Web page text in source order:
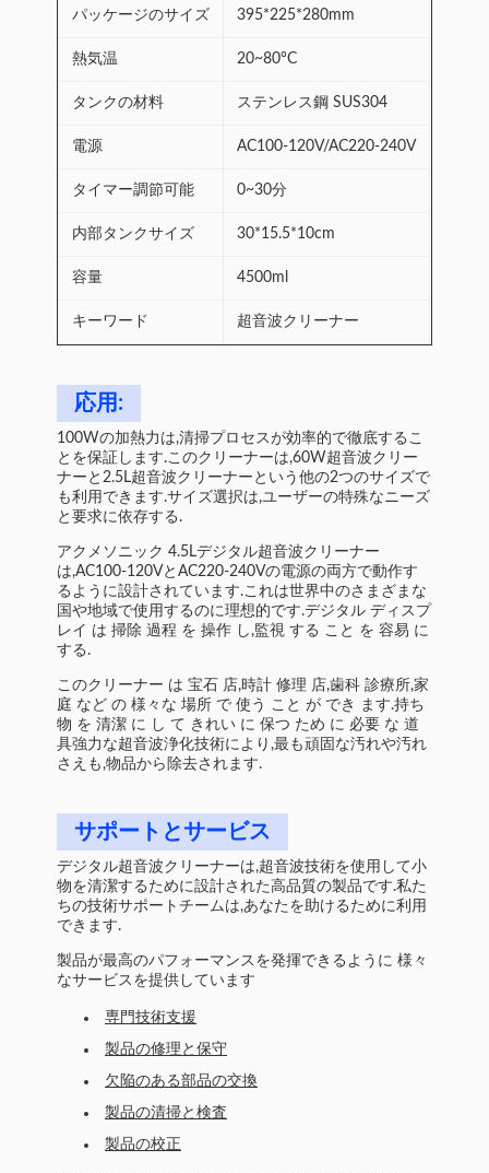
パッケージのサイズ 395*225*280mm
熱気温 20~80°C
タンクの材料 ステンレス鋼 SUS304
電源 AC100-120V/AC220-240V
タイマー調節可能 0~30分
内部タンクサイズ 30*15.5*10cm
容量 4500ml
キーワード 超音波クリーナー
応用:
100Wの加熱力は,清掃プロセスが効率的で徹底するこ
とを保証します.このクリーナーは,60W超音波クリー
ナーと2.5L超音波クリーナーという他の2つのサイズで
も利用できます.サイズ選択は,ユーザーの特殊なニーズ
と要求に依存する.
アクメソニック 4.5Lデジタル超音波クリーナー
は,AC100-120VとAC220-240Vの電源の両方で動作す
るように設計されています.これは世界中のさまざまな
国や地域で使用するのに理想的です.デジタル ディスプ
レイ は 掃除 過程 を 操作 し,監視 する こと を 容易 に
する.
このクリーナー は 宝石 店,時計 修理 店,歯科 診療所,家
庭 など の 様々な 場所 で 使う こと が でき ます.持ち
物 を 清潔 に し て きれい に 保つ ため に 必要 な 道
具強力な超音波浄化技術により,最も頑固な汚れや汚れ
さえも,物品から除去されます.
サポートとサービス
デジタル超音波クリーナーは,超音波技術を使用して小
物を清潔するために設計された高品質の製品です.私た
ちの技術サポートチームは,あなたを助けるために利用
できます.
製品が最高のパフォーマンスを発揮できるように 様々
なサービスを提供しています
専門技術支援
製品の修理と保守
欠陥のある部品の交換
製品の清掃と検査
製品の校正